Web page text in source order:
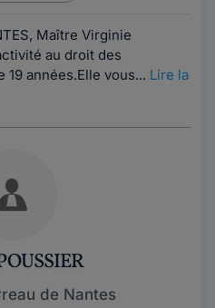
Maître Virginie
au droit des
années.Elle vous... Lire la
de Nantes